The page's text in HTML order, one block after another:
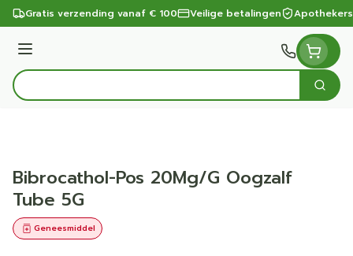
Ga naar de inhoud
Gratis verzending vanaf € 100 Veilige betalingen
Menu
Product, merk, categorie...
Zoek
Bibrocathol-Pos 20Mg/G Oogzalf
Tube 5G
Geneesmiddel